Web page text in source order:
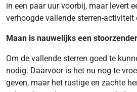
in een paar uur voorbij, maar levert
verhoogde vallende sterren-activiteit
Maan is nauwelijks een stoorzender
Om de vallende sterren goed te
nodig. Daarvoor is het nu nog te
geven, maar het rustige en zachte